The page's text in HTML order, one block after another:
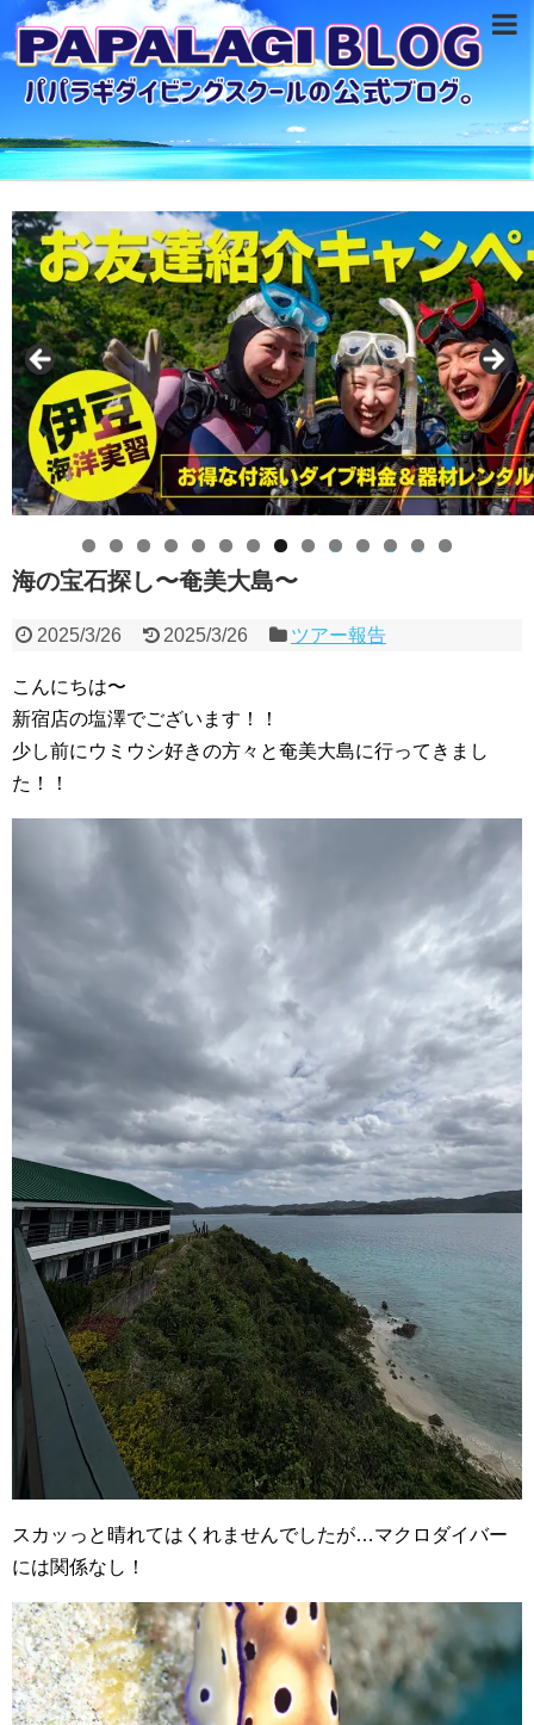
0 1 2 3 4
海の宝石探し〜奄美大島〜
2025/3/26 2025/3/26 ツアー報告
こんにちは〜
新宿店の塩澤でございます！！
少し前にウミウシ好きの方々と奄美大島に行ってきまし
た！！
スカッっと晴れてはくれませんでしたが…マクロダイバー
には関係なし！